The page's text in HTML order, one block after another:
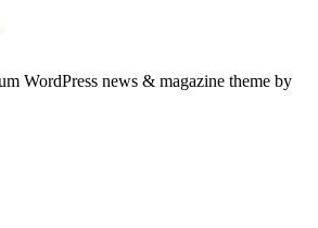
WordPress news & magazine theme by